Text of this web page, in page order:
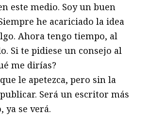
este medio. Soy un buen
he acariciado la idea
Ahora tengo tiempo, al
Si te pidiese un consejo al
me dirías?
le apetezca, pero sin la
Será un escritor más
ya se verá.